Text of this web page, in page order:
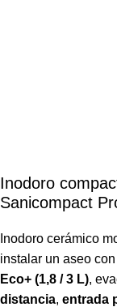
Inodoro
Sanicompact
Inodoro cerámico
instalar un aseo
Eco+ (1,8 / 3 L),
distancia, entrada